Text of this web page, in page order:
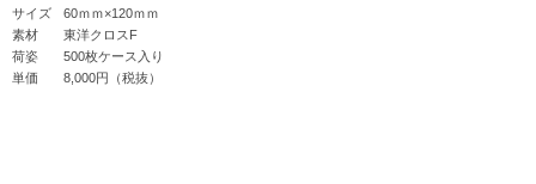
サイズ
60ｍｍ×120ｍｍ
素材
東洋クロスF
荷姿
500枚ケース入り
単価
8,000円（税抜）